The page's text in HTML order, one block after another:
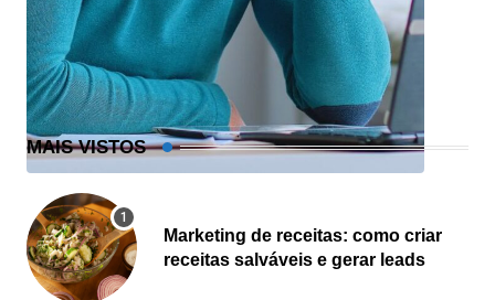
MAIS VISTOS
Marketing de receitas: como criar
receitas salváveis e gerar leads